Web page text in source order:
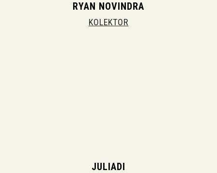
RYAN NOVINDRA
KOLEKTOR
JULIADI